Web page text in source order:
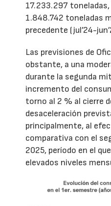
17.233.297 toneladas,
1.848.742 toneladas
precedente (jul’24-
Las previsiones de
obstante, a una
durante la segunda
incremento del
torno al 2 % al cierre
desaceleración
principalmente, al
comparativa con el
2025, período en el
elevados niveles